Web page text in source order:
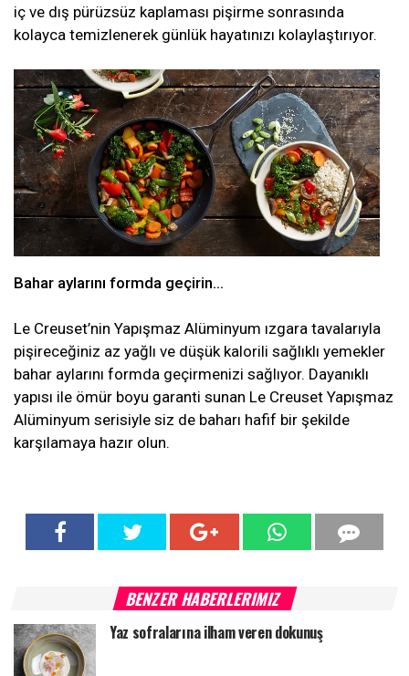
iç ve dış pürüzsüz kaplaması pişirme sonrasında
kolayca temizlenerek günlük hayatınızı kolaylaştırıyor.
Bahar aylarını formda geçirin…
Le Creuset’nin Yapışmaz Alüminyum ızgara tavalarıyla
pişireceğiniz az yağlı ve düşük kalorili sağlıklı yemekler
bahar aylarını formda geçirmenizi sağlıyor. Dayanıklı
yapısı ile ömür boyu garanti sunan Le Creuset Yapışmaz
Alüminyum serisiyle siz de baharı hafif bir şekilde
karşılamaya hazır olun.
BENZER HABERLERIMIZ
Yaz sofralarına ilham veren dokunuş